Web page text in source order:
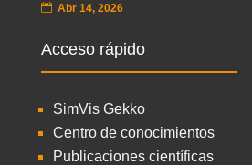
Abr 14, 2026
Acceso rápido
SimVis Gekko
Centro de conocimientos
Publicaciones científicas